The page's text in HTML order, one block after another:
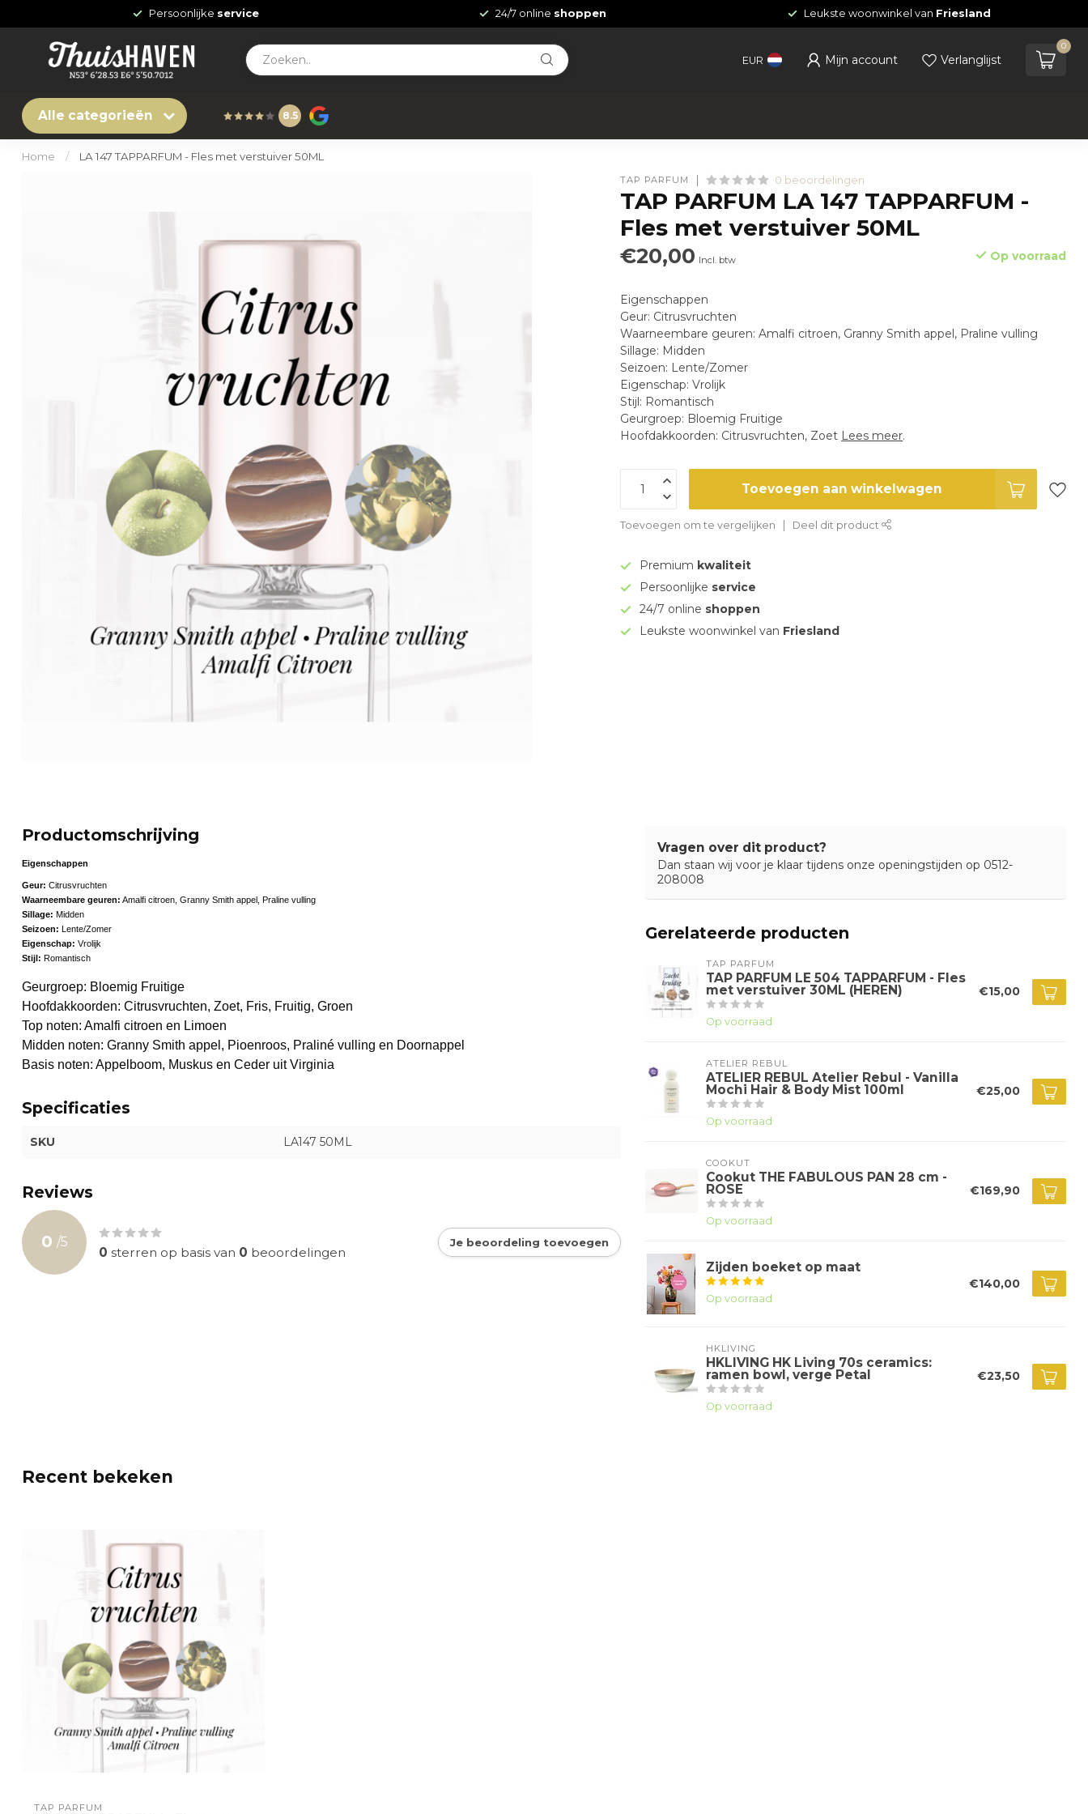
Persoonlijke service 24/7 online shoppen Leukste woonwinkel van Friesland
EUR Mijn account Verlanglijst
0
Alle categorieën 8.5
Home / LA 147 TAPPARFUM - Fles met verstuiver 50ML
TAP PARFUM 0 beoordelingen
TAP PARFUM LA 147 TAPPARFUM -
Fles met verstuiver 50ML
€20,00 Incl. btw Op voorraad
Eigenschappen
Geur: Citrusvruchten
Waarneembare geuren: Amalfi citroen, Granny Smith appel, Praline vulling
Sillage: Midden
Seizoen: Lente/Zomer
Eigenschap: Vrolijk
Stijl: Romantisch
Geurgroep: Bloemig Fruitige
Hoofdakkoorden: Citrusvruchten, Zoet Lees meer.
Toevoegen aan winkelwagen
Toevoegen om te vergelijken Deel dit product
Premium kwaliteit
Persoonlijke service
24/7 online shoppen
Leukste woonwinkel van Friesland
Productomschrijving
Eigenschappen
Geur: Citrusvruchten
Waarneembare geuren: Amalfi citroen, Granny Smith appel, Praline vulling
Sillage: Midden
Seizoen: Lente/Zomer
Eigenschap: Vrolijk
Stijl: Romantisch
Geurgroep: Bloemig Fruitige
Hoofdakkoorden: Citrusvruchten, Zoet, Fris, Fruitig, Groen
Top noten: Amalfi citroen en Limoen
Midden noten: Granny Smith appel, Pioenroos, Praliné vulling en Doornappel
Basis noten: Appelboom, Muskus en Ceder uit Virginia
Specificaties
SKU LA147 50ML
Reviews
0 /5
0 sterren op basis van 0 beoordelingen
Je beoordeling toevoegen
Vragen over dit product?
Dan staan wij voor je klaar tijdens onze openingstijden op 0512-
208008
Gerelateerde producten
TAP PARFUM
TAP PARFUM LE 504 TAPPARFUM - Fles
met verstuiver 30ML (HEREN)
Op voorraad
€15,00
ATELIER REBUL
ATELIER REBUL Atelier Rebul - Vanilla
Mochi Hair & Body Mist 100ml
Op voorraad
€25,00
COOKUT
Cookut THE FABULOUS PAN 28 cm -
ROSE
Op voorraad
€169,90
Zijden boeket op maat
Op voorraad
€140,00
HKLIVING
HKLIVING HK Living 70s ceramics:
ramen bowl, verge Petal
Op voorraad
€23,50
Recent bekeken
TAP PARFUM